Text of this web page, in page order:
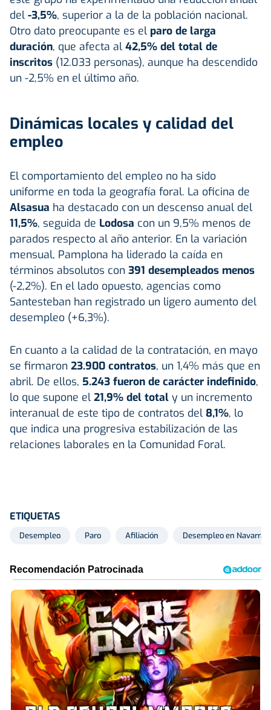
del -3,5%, superior a la de la población nacional.
Otro dato preocupante es el paro de larga
duración, que afecta al 42,5% del total de
inscritos (12.033 personas), aunque ha descendido
un -2,5% en el último año.
Dinámicas locales y calidad del
empleo
El comportamiento del empleo no ha sido
uniforme en toda la geografía foral. La oficina de
Alsasua ha destacado con un descenso anual del
11,5%, seguida de Lodosa con un 9,5% menos de
parados respecto al año anterior. En la variación
mensual, Pamplona ha liderado la caída en
términos absolutos con 391 desempleados menos
(-2,2%). En el lado opuesto, agencias como
Santesteban han registrado un ligero aumento del
desempleo (+6,3%).
En cuanto a la calidad de la contratación, en mayo
se firmaron 23.900 contratos, un 1,4% más que en
abril. De ellos, 5.243 fueron de carácter indefinido,
lo que supone el 21,9% del total y un incremento
interanual de este tipo de contratos del 8,1%, lo
que indica una progresiva estabilización de las
relaciones laborales en la Comunidad Foral.
ETIQUETAS
Desempleo Paro Afiliación Desempleo en Navarra